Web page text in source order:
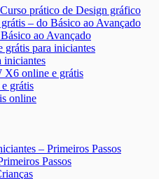
prático de Design gráfico
ao Avançado
iniciantes
grátis
Passos